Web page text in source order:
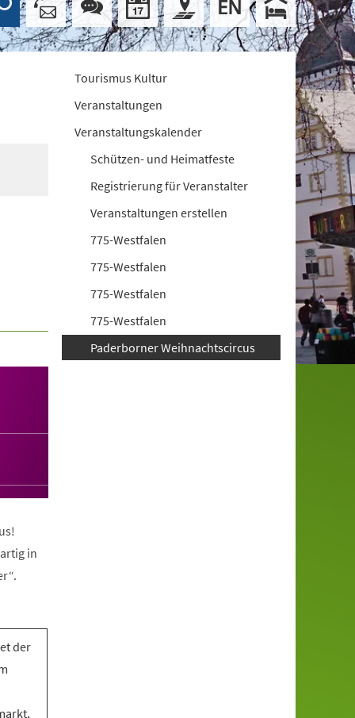
in
der
Tourismus Kultur
Veranstaltungen
Veranstaltungskalender
Schützen- und Heimatfeste
Registrierung für Veranstalter
Veranstaltungen erstellen
775-Westfalen
775-Westfalen
775-Westfalen
775-Westfalen
Paderborner Weihnachtscircus